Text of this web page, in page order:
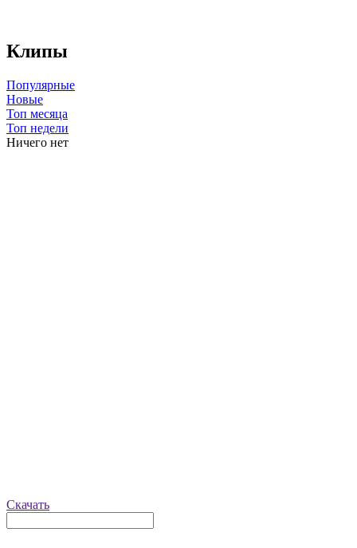
Клипы
Популярные
Новые
Топ месяца
Топ недели
Ничего нет
Скачать